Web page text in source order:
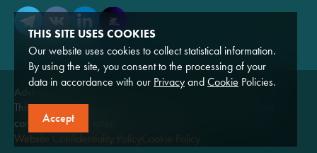
Adviros © 2026
This website is for informational purposes only and does not
constitute a public offer.
Website Confidentiality PolicyCookie Policy
THIS SITE USES COOKIES
Our website uses cookies to collect statistical information.
By using the site, you consent to the processing of your
data in accordance with our Privacy and Cookie Policies.
Accept